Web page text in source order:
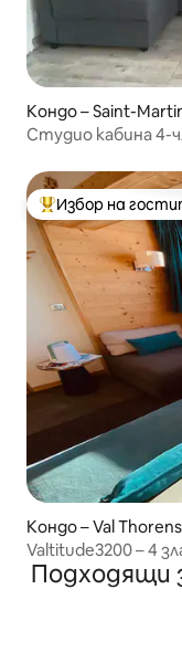
Кондо – Saint-
Студио кабина 4-
Най-популярен
Избор на
Кондо – Val Thorens
Valtitude3200 – 4
краката
Подходящи